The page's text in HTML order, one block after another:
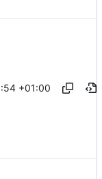
+01:00